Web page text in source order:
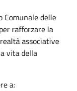
Comunale delle
rafforzare la
associative
vita della
a: